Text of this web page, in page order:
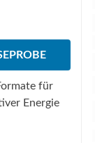
für
Energie